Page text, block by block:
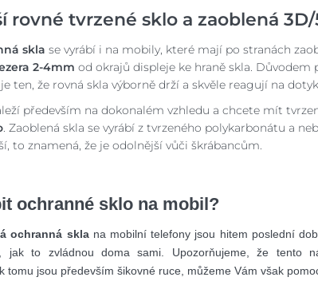
rovné tvrzené sklo a zaoblená
skla se vyrábí i na mobily, které mají po stranách
2-4mm od okrajů displeje ke hraně skla. Důvodem
ten, že rovná skla výborně drží a skvěle reagují na
především na dokonalém vzhledu a chcete mít
. Zaoblená skla se vyrábí z tvrzeného polykarbonátu a
to znamená, že je odolnější vůči škrábancům.
ochranné sklo na mobil?
ochranná sklana mobilní telefony jsou hitem poslední
jak to zvládnou doma sami. Upozorňujeme, že tento
tomu jsou především šikovné ruce, můžeme Vám však